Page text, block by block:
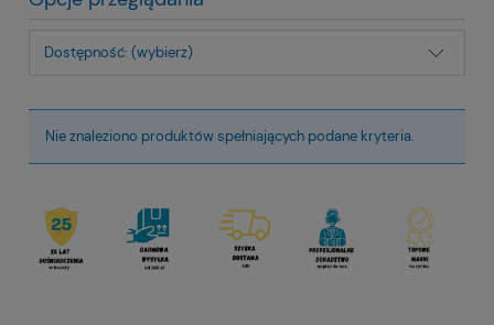
Dostępność: (wybierz)
Nie znaleziono produktów spełniających podane kryteria.